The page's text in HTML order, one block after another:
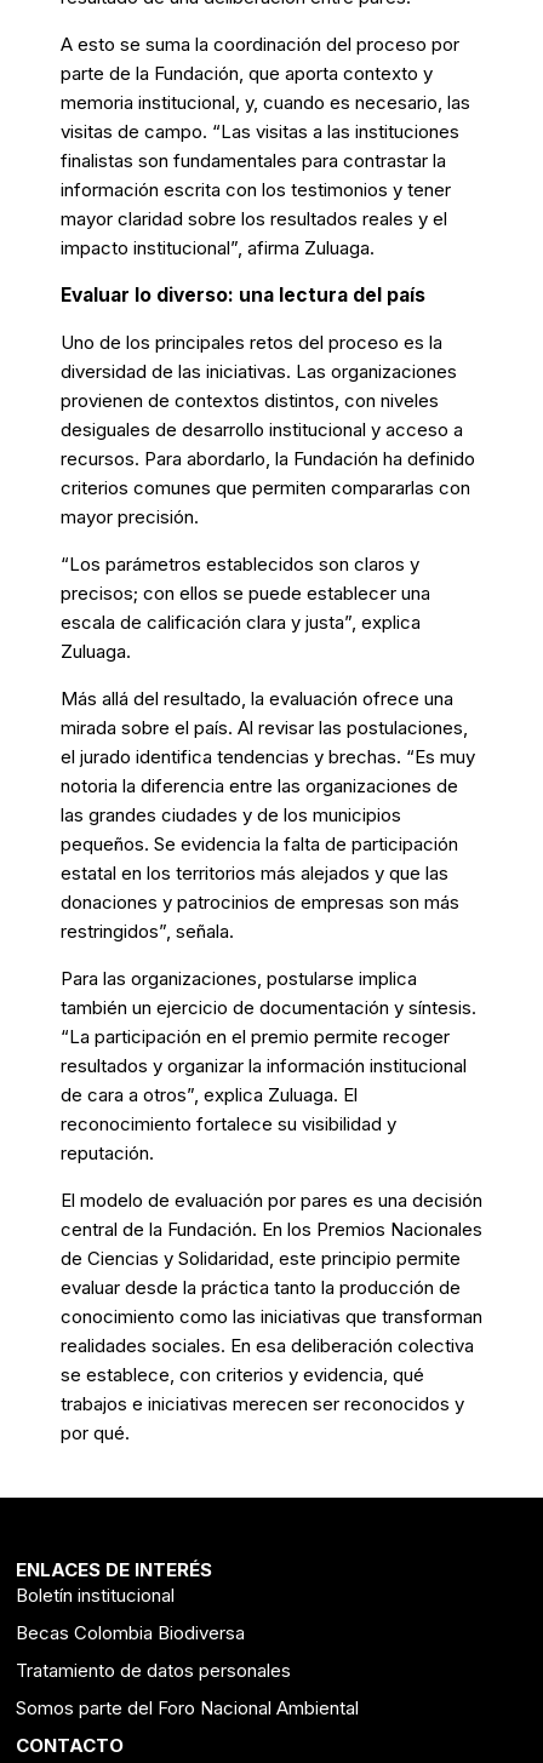
A esto se suma la coordinación del proceso por
parte de la Fundación, que aporta contexto y
memoria institucional, y, cuando es necesario, las
visitas de campo. “Las visitas a las instituciones
finalistas son fundamentales para contrastar la
información escrita con los testimonios y tener
mayor claridad sobre los resultados reales y el
impacto institucional”, afirma Zuluaga.
Evaluar lo diverso: una lectura del país
Uno de los principales retos del proceso es la
diversidad de las iniciativas. Las organizaciones
provienen de contextos distintos, con niveles
desiguales de desarrollo institucional y acceso a
recursos. Para abordarlo, la Fundación ha definido
criterios comunes que permiten compararlas con
mayor precisión.
“Los parámetros establecidos son claros y
precisos; con ellos se puede establecer una
escala de calificación clara y justa”, explica
Zuluaga.
Más allá del resultado, la evaluación ofrece una
mirada sobre el país. Al revisar las postulaciones,
el jurado identifica tendencias y brechas. “Es muy
notoria la diferencia entre las organizaciones de
las grandes ciudades y de los municipios
pequeños. Se evidencia la falta de participación
estatal en los territorios más alejados y que las
donaciones y patrocinios de empresas son más
restringidos”, señala.
Para las organizaciones, postularse implica
también un ejercicio de documentación y síntesis.
“La participación en el premio permite recoger
resultados y organizar la información institucional
de cara a otros”, explica Zuluaga. El
reconocimiento fortalece su visibilidad y
reputación.
El modelo de evaluación por pares es una decisión
central de la Fundación. En los Premios Nacionales
de Ciencias y Solidaridad, este principio permite
evaluar desde la práctica tanto la producción de
conocimiento como las iniciativas que transforman
realidades sociales. En esa deliberación colectiva
se establece, con criterios y evidencia, qué
trabajos e iniciativas merecen ser reconocidos y
por qué.
ENLACES DE INTERÉS
Boletín institucional
Becas Colombia Biodiversa
Tratamiento de datos personales
Somos parte del Foro Nacional Ambiental
CONTACTO